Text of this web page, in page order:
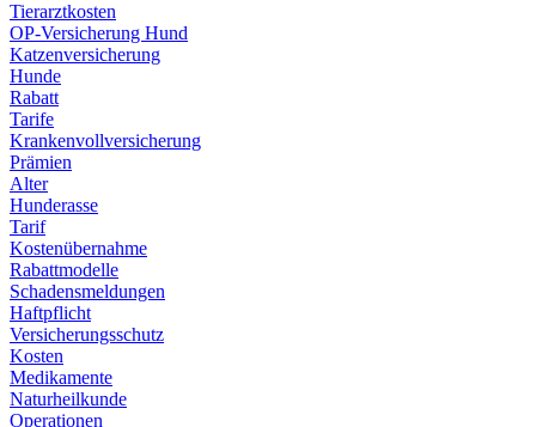
Tierarztkosten
OP-Versicherung Hund
Katzenversicherung
Hunde
Rabatt
Tarife
Krankenvollversicherung
Prämien
Alter
Hunderasse
Tarif
Kostenübernahme
Rabattmodelle
Schadensmeldungen
Haftpflicht
Versicherungsschutz
Kosten
Medikamente
Naturheilkunde
Operationen